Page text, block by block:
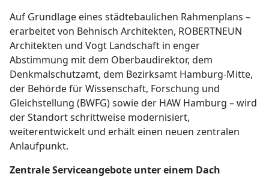
Auf Grundlage eines städtebaulichen Rahmenplans –
erarbeitet von Behnisch Architekten, ROBERTNEUN
Architekten und Vogt Landschaft in enger
Abstimmung mit dem Oberbaudirektor, dem
Denkmalschutzamt, dem Bezirksamt Hamburg-Mitte,
der Behörde für Wissenschaft, Forschung und
Gleichstellung (BWFG) sowie der HAW Hamburg – wird
der Standort schrittweise modernisiert,
weiterentwickelt und erhält einen neuen zentralen
Anlaufpunkt.
Zentrale Serviceangebote unter einem Dach